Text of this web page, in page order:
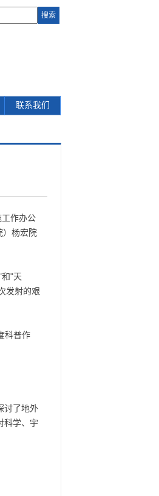
联系我们
作办公
）杨宏院
"天
发射的艰
科普作
讨了地外
科学、宇